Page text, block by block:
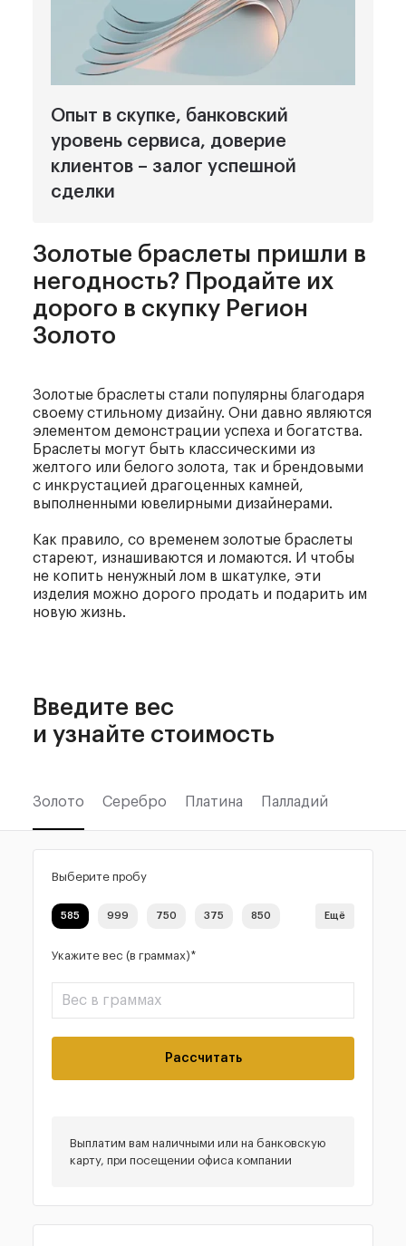
Опыт в скупке, банковский
уровень сервиса, доверие
клиентов – залог успешной
сделки
Золотые браслеты пришли в
негодность? Продайте их
дорого в скупку Регион
Золото
Золотые браслеты стали популярны благодаря
своему стильному дизайну. Они давно являются
элементом демонстрации успеха и богатства.
Браслеты могут быть классическими из
желтого или белого золота, так и брендовыми
с инкрустацией драгоценных камней,
выполненными ювелирными дизайнерами.
Как правило, со временем золотые браслеты
стареют, изнашиваются и ломаются. И чтобы
не копить ненужный лом в шкатулке, эти
изделия можно дорого продать и подарить им
новую жизнь.
Введите вес
и узнайте стоимость
Золото Серебро Платина Палладий
Выберите пробу
585 999 750 375 850 Ещё
Укажите вес (в граммах)*
Рассчитать
Выплатим вам наличными или на банковскую
карту, при посещении офиса компании